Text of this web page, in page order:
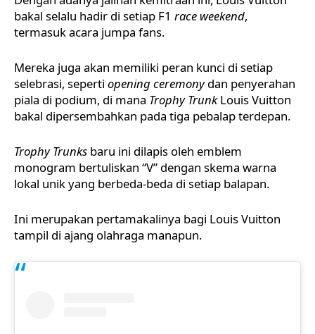
bakal selalu hadir di setiap F1 race weekend,
termasuk acara jumpa fans.
Mereka juga akan memiliki peran kunci di setiap
selebrasi, seperti opening ceremonydan penyerahan
piala di podium, di mana Trophy TrunkLouis Vuitton
bakal dipersembahkan pada tiga pebalap terdepan.
Trophy Trunks baru ini dilapis oleh emblem
monogram bertuliskan “V” dengan skema warna
lokal unik yang berbeda-beda di setiap balapan.
Ini merupakan pertamakalinya bagi Louis Vuitton
tampil di ajang olahraga manapun.